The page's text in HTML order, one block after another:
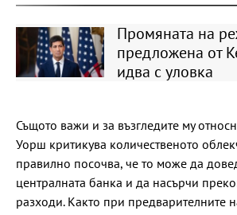
Промяната на
предложена от
идва с уловка
Същото важи и за възгледите му
Уорш критикува количественото
правилно посочва, че то може да
централната банка и да насърчи
разходи. Както при предварителните